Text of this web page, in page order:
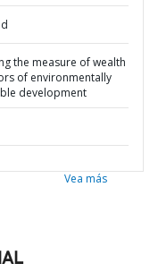
the measure of wealth
of environmentally
development
Vea más